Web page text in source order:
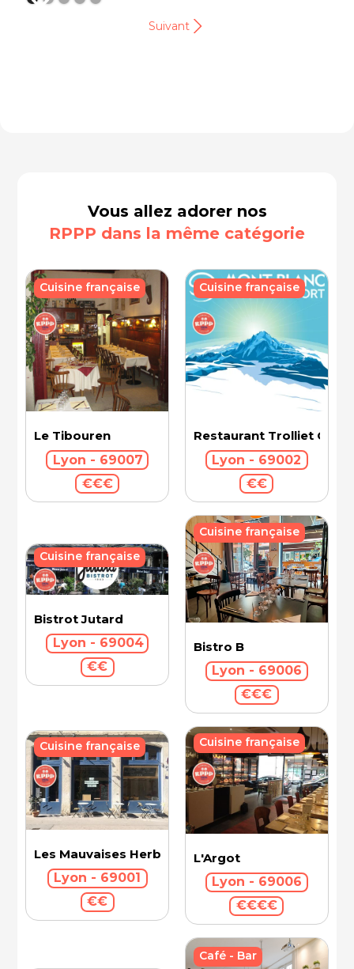
Suivant
Vous allez adorer nos
RPPP dans la même catégorie
Le Tibouren
Lyon - 69007
€€€
Cuisine française
Restaurant Trolliet
Lyon - 69002
€€
Cuisine française
Bistrot Jutard
Lyon - 69004
€€
Cuisine française
Bistro B
Lyon - 69006
€€€
Cuisine française
Les Mauvaises Herbes
Lyon - 69001
€€
Cuisine française
L'Argot
Lyon - 69006
€€€€
Cuisine française
Café - Bar